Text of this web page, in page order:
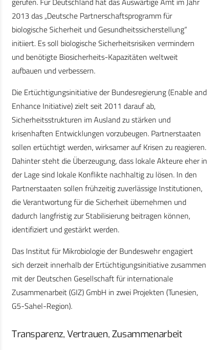
2013 das „Deutsche Partnerschaftsprogramm für
biologische Sicherheit und Gesundheitssicherstellung“
initiiert. Es soll biologische Sicherheitsrisiken vermindern
und benötigte Biosicherheits-Kapazitäten weltweit
aufbauen und verbessern.
Die Ertüchtigungsinitiative der Bundesregierung (Enable and
Enhance Initiative) zielt seit 2011 darauf ab,
Sicherheitsstrukturen im Ausland zu stärken und
krisenhaften Entwicklungen vorzubeugen. Partnerstaaten
sollen ertüchtigt werden, wirksamer auf Krisen zu reagieren.
Dahinter steht die Überzeugung, dass lokale Akteure eher in
der Lage sind lokale Konflikte nachhaltig zu lösen. In den
Partnerstaaten sollen frühzeitig zuverlässige Institutionen,
die Verantwortung für die Sicherheit übernehmen und
dadurch langfristig zur Stabilisierung beitragen können,
identifiziert und gestärkt werden.
Das Institut für Mikrobiologie der Bundeswehr engagiert
sich derzeit innerhalb der Ertüchtigungsinitiative zusammen
mit der Deutschen Gesellschaft für internationale
Zusammenarbeit (GIZ) GmbH in zwei Projekten (Tunesien,
G5-Sahel-Region).
Transparenz, Vertrauen, Zusammenarbeit